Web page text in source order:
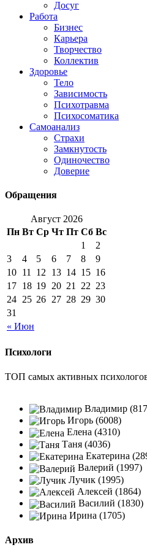
Досуг
Работа
Бизнес
Карьера
Творчество
Коллектив
Здоровье
Тело
Зависимость
Психотравма
Психосоматика
Самоанализ
Страхи
Замкнутость
Одиночество
Доверие
Обращения
Август 2026
Пн Вт Ср Чт Пт Сб Вс
« Июн
1
2
3
4 5 6 7 8
9
10 11 12 13 14 15 16
17 18 19 20 21 22 23
24 25 26 27 28 29 30
31
Психологи
ТОП самых активных
Владимир
Игорь (6008)
Елена (4310)
Таня (4036)
Екатерина
Валерий (1997)
Лучик (1995)
Алексей (1864)
Василий (1830)
Ирина (1705)
Архив